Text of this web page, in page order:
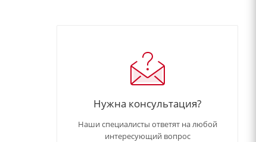
Нужна консультация?
Наши специалисты ответят на любой
интересующий вопрос